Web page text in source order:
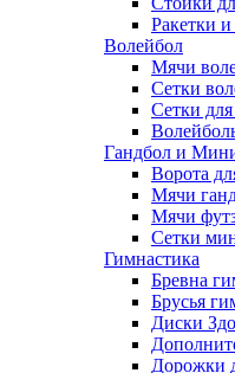
Ракетки
Волейбол
Мячи
Сетки
Сетки
Гандбол и
Ворота
Мячи
Мячи
Сетки
Гимнастика
Бревна
Брусья
Диски
Дорожки